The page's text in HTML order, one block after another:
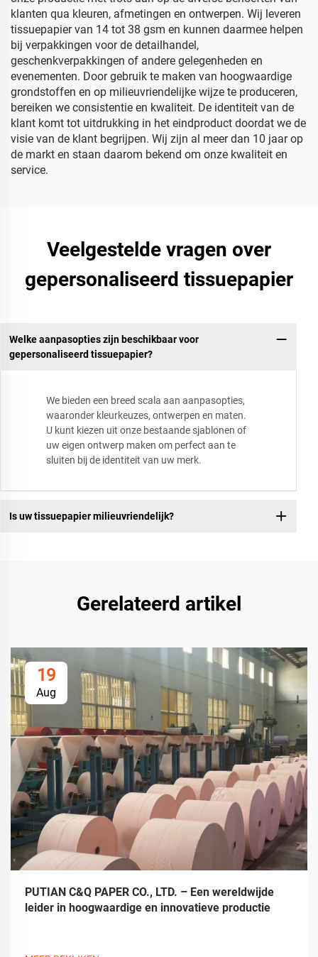
klanten qua kleuren, afmetingen en ontwerpen. Wij leveren
tissuepapier van 14 tot 38 gsm en kunnen daarmee helpen
bij verpakkingen voor de detailhandel,
geschenkverpakkingen of andere gelegenheden en
evenementen. Door gebruik te maken van hoogwaardige
grondstoffen en op milieuvriendelijke wijze te produceren,
bereiken we consistentie en kwaliteit. De identiteit van de
klant komt tot uitdrukking in het eindproduct doordat we de
visie van de klant begrijpen. Wij zijn al meer dan 10 jaar op
de markt en staan daarom bekend om onze kwaliteit en
service.
Veelgestelde vragen over
gepersonaliseerd tissuepapier
Welke aanpasopties zijn beschikbaar voor
gepersonaliseerd tissuepapier?
We bieden een breed scala aan aanpasopties,
waaronder kleurkeuzes, ontwerpen en maten.
U kunt kiezen uit onze bestaande sjablonen of
uw eigen ontwerp maken om perfect aan te
sluiten bij de identiteit van uw merk.
Is uw tissuepapier milieuvriendelijk?
Gerelateerd artikel
19
Aug
PUTIAN C&Q PAPER CO., LTD. – Een wereldwijde
leider in hoogwaardige en innovatieve productie